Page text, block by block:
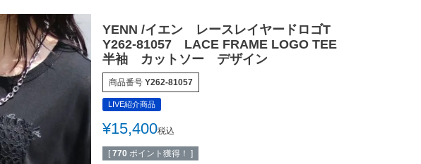
YENN /イエン レースレイヤードロゴT
Y262-81057 LACE FRAME LOGO TEE
半袖 カットソー デザイン
商品番号 Y262-81057
LIVE紹介商品
¥15,400税込
[ 770 ポイント獲得！ ]